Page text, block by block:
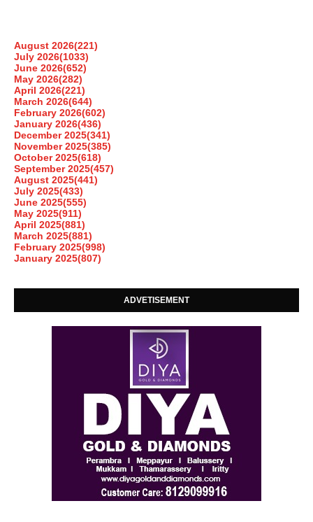
August 2026(221)
July 2026(1033)
June 2026(652)
May 2026(282)
April 2026(221)
March 2026(644)
February 2026(602)
January 2026(436)
December 2025(341)
November 2025(385)
October 2025(618)
September 2025(457)
August 2025(441)
July 2025(433)
June 2025(555)
May 2025(911)
April 2025(881)
March 2025(881)
February 2025(998)
January 2025(807)
ADVETISEMENT